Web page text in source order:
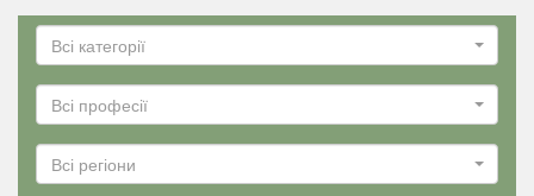
Всі категорії
Всі професії
Всі регіони